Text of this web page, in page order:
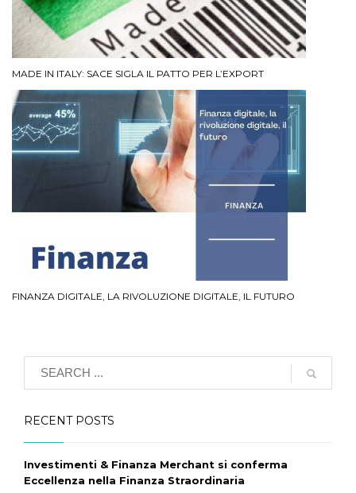
MADE IN ITALY: SACE SIGLA IL PATTO PER L’EXPORT
FINANZA DIGITALE, LA RIVOLUZIONE DIGITALE, IL FUTURO
RECENT POSTS
Investimenti & Finanza Merchant si conferma
Eccellenza nella Finanza Straordinaria